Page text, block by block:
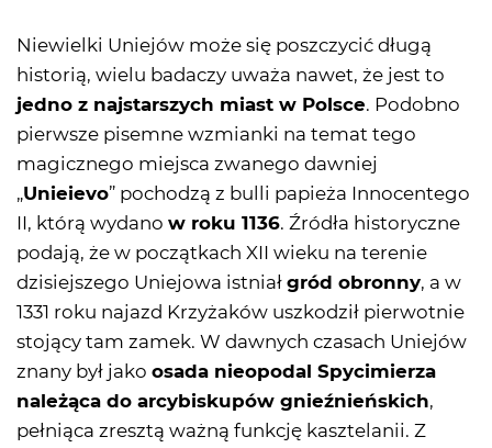
Niewielki Uniejów może się poszczycić długą
historią, wielu badaczy uważa nawet, że jest to
jedno z najstarszych miast w Polsce. Podobno
pierwsze pisemne wzmianki na temat tego
magicznego miejsca zwanego dawniej
„Unieievo” pochodzą z bulli papieża Innocentego
II, którą wydano w roku 1136. Źródła historyczne
podają, że w początkach XII wieku na terenie
dzisiejszego Uniejowa istniał gród obronny, a w
1331 roku najazd Krzyżaków uszkodził pierwotnie
stojący tam zamek. W dawnych czasach Uniejów
znany był jako osada nieopodal Spycimierza
należąca do arcybiskupów gnieźnieńskich,
pełniąca zresztą ważną funkcję kasztelanii. Z